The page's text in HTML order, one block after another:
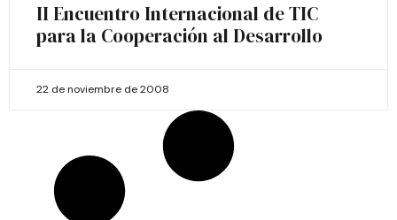
II Encuentro Internacional de TIC
para la Cooperación al Desarrollo
22 de noviembre de 2008